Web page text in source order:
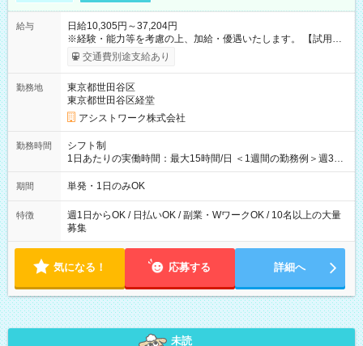
給与
日給10,305円～37,204円
※経験・能力等を考慮の上、加給・優遇いたします。 【試用期
間】試用期間なし
交通費別途支給あり
勤務地
東京都世田谷区
東京都世田谷区経堂
アシストワーク株式会社
勤務時間
シフト制
1日あたりの実働時間：最大15時間/日 ＜1週間の勤務例＞週3回
勤務 勤務：月・水・金 休み：火・木・土・日 好きな時にお仕事
可能です！ ※1日あたりの最大実働時間は日勤、夜勤共に勤務し
期間 単発・1日のみOK
特徴
週1日からOK / 日払いOK / 副業・WワークOK / 10名以上の大量
募集
気になる！ 応募する 詳細へ
未読